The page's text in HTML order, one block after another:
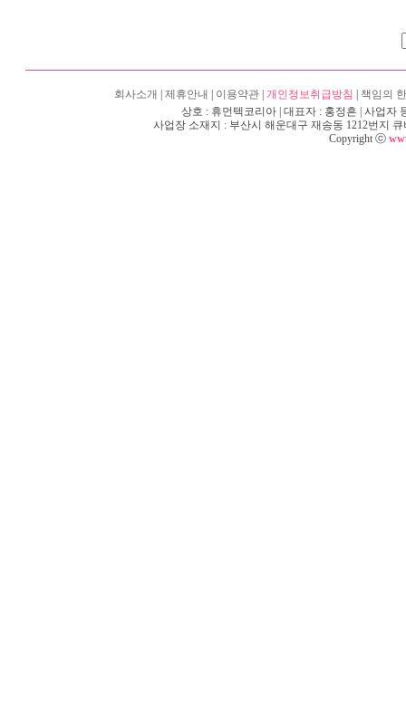
회사소개 제휴안내 이용약관 개인정보취급방침
책임의
상호 : 휴먼텍코리아 | 대표자 : 홍정흔 | 사업자
사업장 소재지 : 부산시 해운대구 재송동 1212번지 큐
Copyright ⓒ